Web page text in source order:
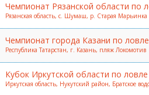
Чемпионат Рязанской области по
Рязанская область, с. Шумаш, р. Старая Марьинка
Чемпионат города Казани по
Республика Татарстан, г. Казань, пляж Локомотив
Кубок Иркутской области по
Иркутская область, Нукутский район, Братское